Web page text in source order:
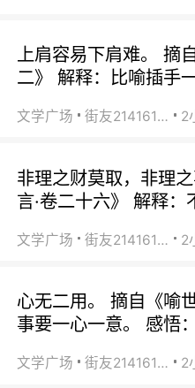
上肩容易下肩难。 摘
二》 解释：比喻插手
文学广场 街友21416156 2
非理之财莫取，非理
言·卷二十六》 解释：
文学广场 街友21416156 2
心无二用。 摘自《喻
事要一心一意。 感悟
文学广场 街友21416156 2